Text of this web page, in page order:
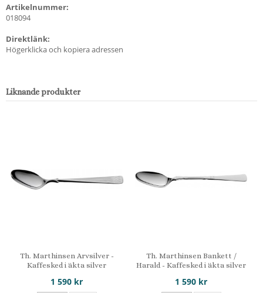
Artikelnummer:
018094
Direktlänk:
Högerklicka och kopiera adressen
Liknande produkter
Th. Marthinsen Arvsilver -
Kaffesked i äkta silver
1 590 kr
Th. Marthinsen Bankett /
Harald - Kaffesked i äkta silver
1 590 kr